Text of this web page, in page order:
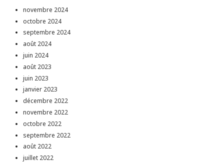
novembre 2024
octobre 2024
septembre 2024
août 2024
juin 2024
août 2023
juin 2023
janvier 2023
décembre 2022
novembre 2022
octobre 2022
septembre 2022
août 2022
juillet 2022